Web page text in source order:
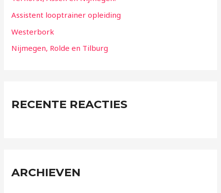
Assistent looptrainer opleiding
Westerbork
Nijmegen, Rolde en Tilburg
RECENTE REACTIES
ARCHIEVEN